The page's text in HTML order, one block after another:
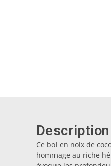
Ce bol en noix de
hommage au riche